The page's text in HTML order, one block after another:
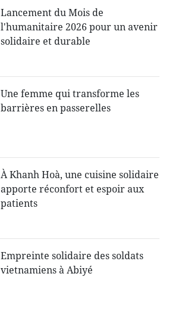
Lancement du Mois de
l'humanitaire 2026 pour un avenir
solidaire et durable
Une femme qui transforme les
barrières en passerelles
À Khanh Hoà, une cuisine solidaire
apporte réconfort et espoir aux
patients
Empreinte solidaire des soldats
vietnamiens à Abiyé